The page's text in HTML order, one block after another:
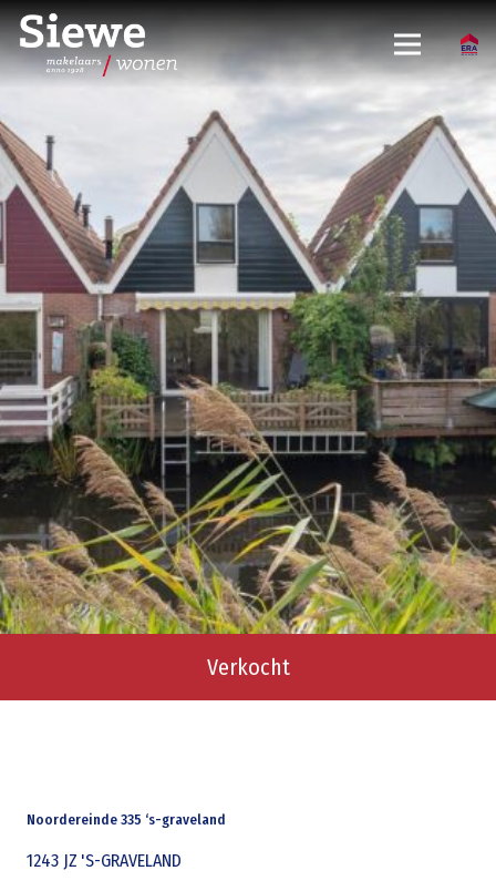
Verkocht
Noordereinde 335 ‘s-graveland
1243 JZ 'S-GRAVELAND